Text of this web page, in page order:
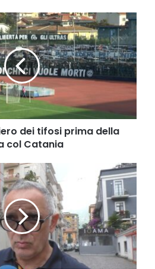
dei tifosi prima della
col Catania